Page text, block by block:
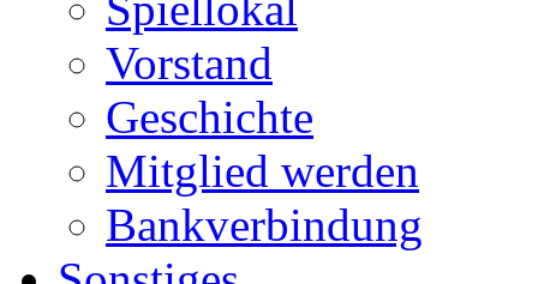
Vorstand
Geschichte
Mitglied werden
Bankverbindung